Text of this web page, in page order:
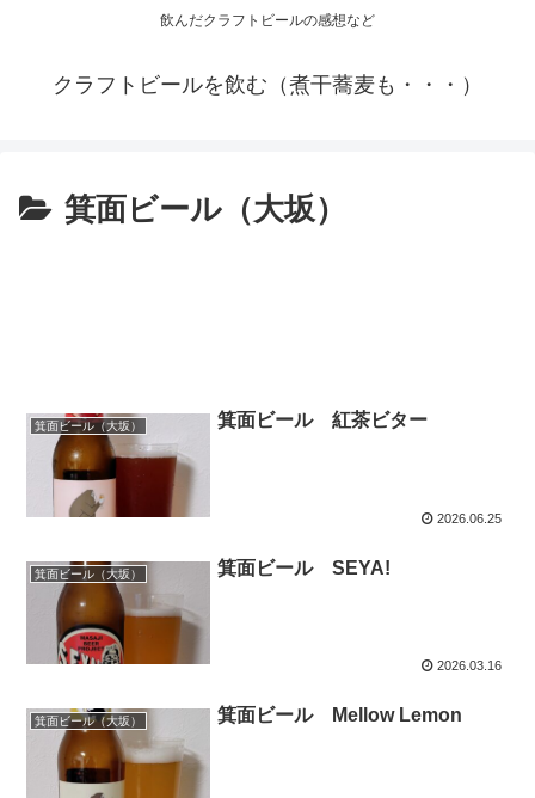
飲んだクラフトビールの感想など
クラフトビールを飲む（煮干蕎麦も・・・）
箕面ビール（大坂）
箕面ビール（大坂） 箕面ビール 紅茶ビター
2026.06.25
箕面ビール（大坂） 箕面ビール SEYA!
2026.03.16
箕面ビール（大坂） 箕面ビール Mellow Lemon